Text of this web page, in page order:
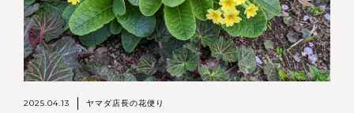
2025.04.13 ヤマダ店長の花便り